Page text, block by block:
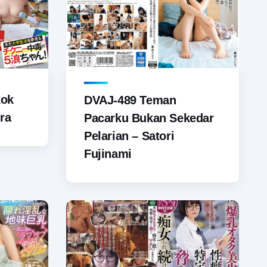
DVAJ-489 Teman
Pacarku Bukan Sekedar
Pelarian – Satori
Fujinami